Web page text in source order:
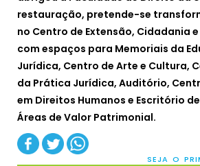
restauração, pretende-se
no Centro de Extensão, Cidadania e
com espaços para Memoriais da
Jurídica, Centro de Arte e Cultura,
da Prática Jurídica, Auditório,
em Direitos Humanos e Escritório
Áreas de Valor Patrimonial.
SEJA O